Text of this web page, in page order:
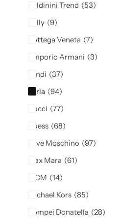
Baldinini Trend
53
Bally 9
Bottega Veneta
7
Emporio Armani
3
Fendi
37
Furla
94
Gucci
77
Guess 68
Love Moschino
97
Max Mara
61
MCM
14
Michael Kors 85
Pompei Donatella
28